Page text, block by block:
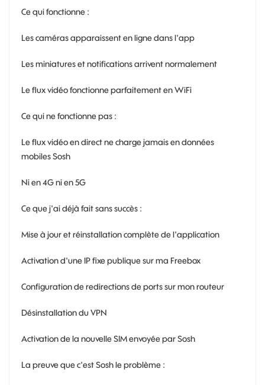
Ce qui fonctionne :
Les caméras apparaissent en ligne dans l'app
Les miniatures et notifications arrivent normalement
Le flux vidéo fonctionne parfaitement en WiFi
Ce qui ne fonctionne pas :
Le flux vidéo en direct ne charge jamais en données
mobiles Sosh
Ni en 4G ni en 5G
Ce que j'ai déjà fait sans succès :
Mise à jour et réinstallation complète de l'application
Activation d'une IP fixe publique sur ma Freebox
Configuration de redirections de ports sur mon routeur
Désinstallation du VPN
Activation de la nouvelle SIM envoyée par Sosh
La preuve que c'est Sosh le problème :